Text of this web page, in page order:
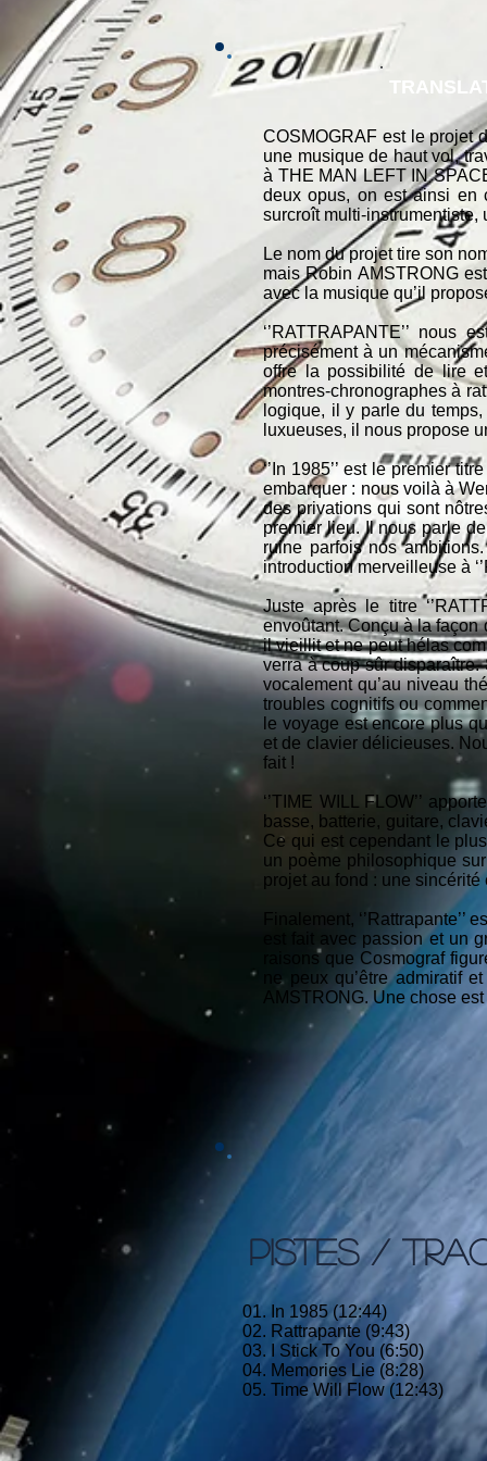
COSMOGRAF est le projet
une musique de haut vol,
à THE MAN LEFT IN
deux opus, on est ainsi en
surcroît multi-instrumentiste,
Le nom du projet tire son
mais Robin AMSTRONG
avec la musique qu’il
‘’RATTRAPANTE’’
précisément à un
offre la possibilité de lire
montres-chronographes à
logique, il y parle du
luxueuses, il nous propose
‘’In 1985’’ est le premier
embarquer : nous voilà à
des privations qui sont
premier lieu. Il nous parle
ruine parfois nos
introduction merveilleuse à
Juste après le titre
envoûtant. Conçu à la façon
il vieillit et ne peut hélas
verra à coup sûr
vocalement qu’au niveau
troubles cognitifs ou
le voyage est encore plus
et de clavier délicieuses.
fait !
‘’TIME WILL FLOW’’
basse, batterie, guitare,
Ce qui est cependant le
un poème philosophique
projet au fond : une
Finalement,
est fait avec passion et un
raisons que Cosmograf
ne peux qu’être admiratif
AMSTRONG. Une chose
01. In 1985 (12:44)
02. Rattrapante (9:43)
03. I Stick To You (6:50)
04. Memories Lie (8:28)
05. Time Will Flow (12:43)
PISTES /